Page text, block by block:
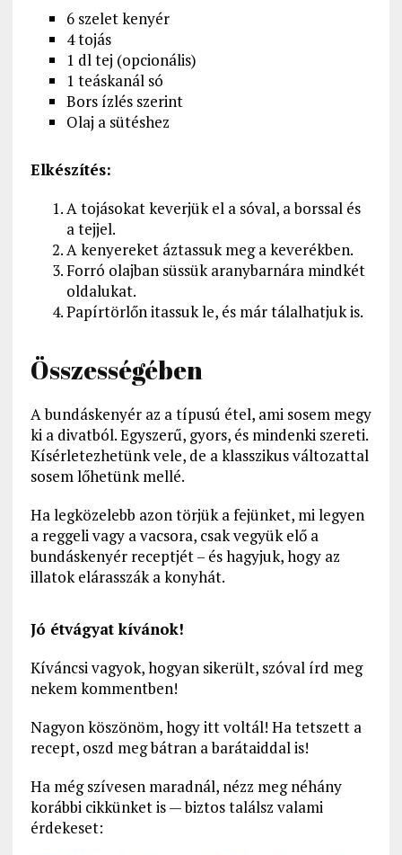
6 szelet kenyér
4 tojás
1 dl tej (opcionális)
1 teáskanál só
Bors ízlés szerint
Olaj a sütéshez
Elkészítés:
A tojásokat keverjük el a sóval, a borssal és
a tejjel.
A kenyereket áztassuk meg a keverékben.
Forró olajban süssük aranybarnára mindkét
oldalukat.
Papírtörlőn itassuk le, és már tálalhatjuk is.
Összességében
A bundáskenyér az a típusú étel, ami sosem megy
ki a divatból. Egyszerű, gyors, és mindenki szereti.
Kísérletezhetünk vele, de a klasszikus változattal
sosem lőhetünk mellé.
Ha legközelebb azon törjük a fejünket, mi legyen
a reggeli vagy a vacsora, csak vegyük elő a
bundáskenyér receptjét – és hagyjuk, hogy az
illatok elárasszák a konyhát.
Jó étvágyat kívánok!
Kíváncsi vagyok, hogyan sikerült, szóval írd meg
nekem kommentben!
Nagyon köszönöm, hogy itt voltál! Ha tetszett a
recept, oszd meg bátran a barátaiddal is!
Ha még szívesen maradnál, nézz meg néhány
korábbi cikkünket is — biztos találsz valami
érdekeset: